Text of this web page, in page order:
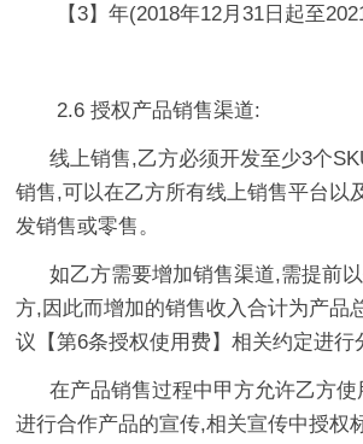
【3】年(2018年12月31日起至
2.6 授权产品销售渠道:
线上销售,乙方必须开发至少3个
销售,可以在乙方所有线上销售平台以
发销售或零售。
如乙方需要增加销售渠道,需提前
方,因此而增加的销售收入合计为产品
议【第6条授权使用费】相关约定进行
在产品销售过程中甲方允许乙方
进行合作产品的宣传,相关宣传中授权